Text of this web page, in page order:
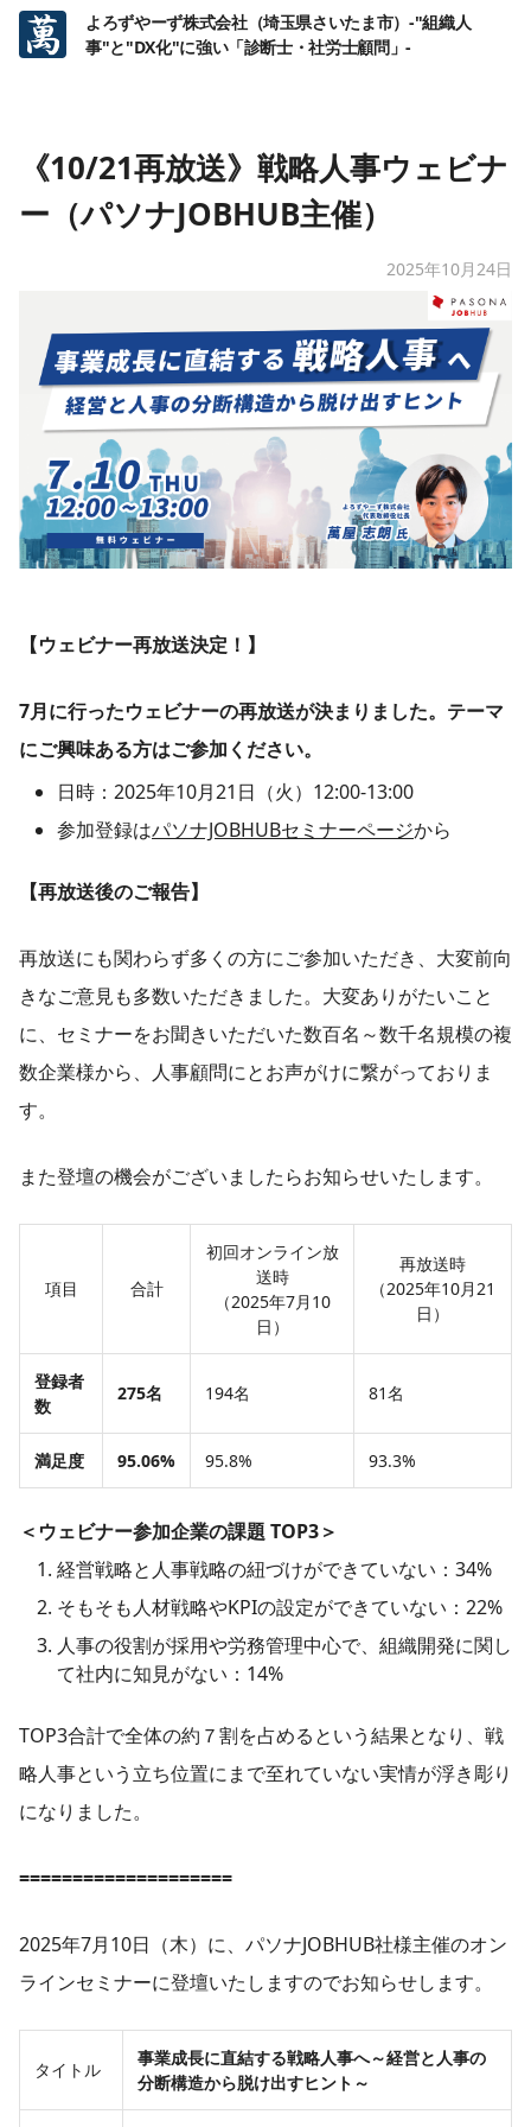
よろずやーず株式会社（埼玉県さいたま市）-"組織人
事"と"DX化"に強い「診断士・社労士顧問」-
《10/21再放送》戦略人事ウェビナ
ー（パソナJOBHUB主催）
2025年10月24日
【ウェビナー再放送決定！】
7月に行ったウェビナーの再放送が決まりました。テーマ
にご興味ある方はご参加ください。
日時：2025年10月21日（火）12:00-13:00
参加登録はパソナJOBHUBセミナーページから
【再放送後のご報告】
再放送にも関わらず多くの方にご参加いただき、大変前向
きなご意見も多数いただきました。大変ありがたいこと
に、セミナーをお聞きいただいた数百名～数千名規模の複
数企業様から、人事顧問にとお声がけに繋がっておりま
す。
また登壇の機会がございましたらお知らせいたします。
項目 合計
初回オンライン放
送時
（2025年7月10
日）
再放送時
（2025年10月21
日）
登録者
数
275名 194名 81名
満足度 95.06% 95.8% 93.3%
＜ウェビナー参加企業の課題 TOP3＞
経営戦略と人事戦略の紐づけができていない：34%
そもそも人材戦略やKPIの設定ができていない：22%
人事の役割が採用や労務管理中心で、組織開発に関し
て社内に知見がない：14%
TOP3合計で全体の約７割を占めるという結果となり、戦
略人事という立ち位置にまで至れていない実情が浮き彫り
になりました。
====================
2025年7月10日（木）に、パソナJOBHUB社様主催のオン
ラインセミナーに登壇いたしますのでお知らせします。
タイトル
事業成長に直結する戦略人事へ～経営と人事の
分断構造から脱け出すヒント～